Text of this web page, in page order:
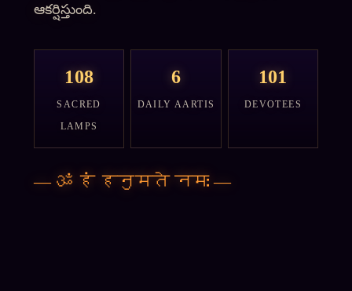
ఆకర్షిస్తుంది.
108
SACRED
LAMPS
6
DAILY AARTIS
101
DEVOTEES
— ॐ हं हनुमते नमः—